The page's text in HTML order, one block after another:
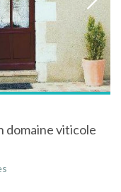
domaine viticole